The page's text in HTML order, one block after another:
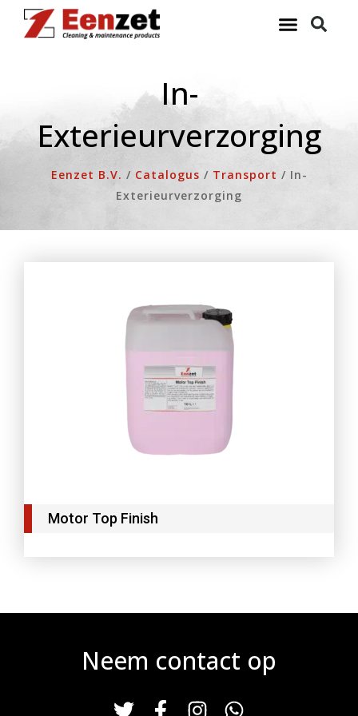
naar
In-
Exterieurverzorging
Eenzet B.V. / Catalogus / Transport / In-
Exterieurverzorging
Motor Top Finish
Neem contact op
T F I W